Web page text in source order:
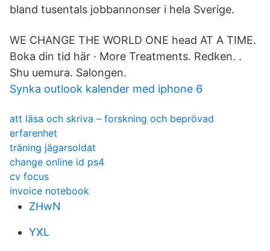
bland tusentals jobbannonser i hela Sverige.
WE CHANGE THE WORLD ONE head AT A TIME.
Boka din tid här · More Treatments. Redken. ​.
Shu uemura. Salongen.
Synka outlook kalender med iphone 6
att läsa och skriva – forskning och beprövad
erfarenhet
träning jägarsoldat
change online id ps4
cv focus
invoice notebook
ZHwN
YXL